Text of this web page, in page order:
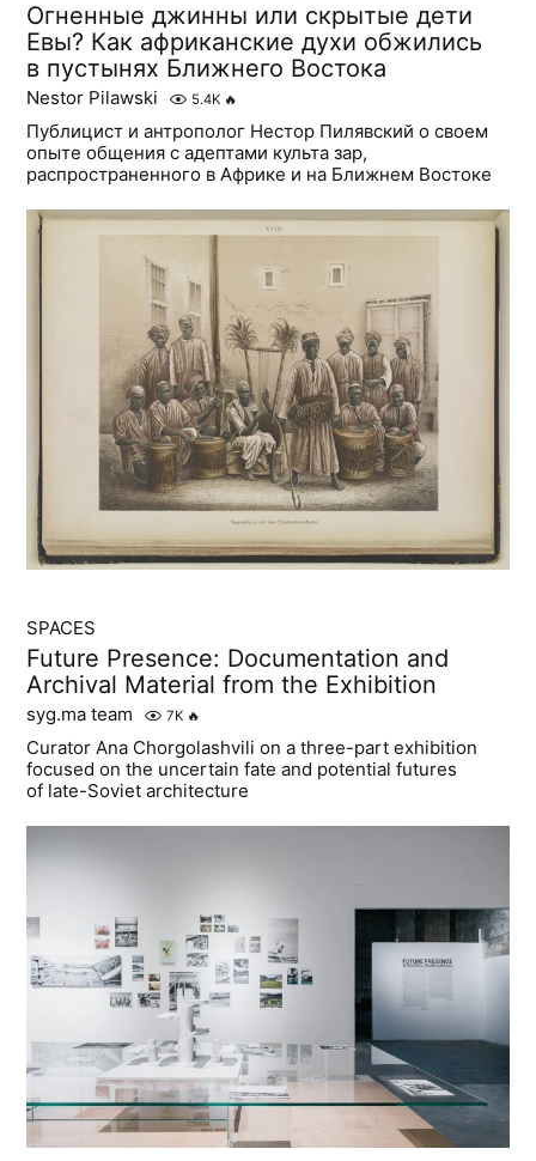
Огненные джинны или скрытые дети
Евы? Как африканские духи обжились
в пустынях Ближнего Востока
Nestor Pilawski 5.4K 🔥
Публицист и антрополог Нестор Пилявский о своем
опыте общения с адептами культа зар,
распространенного в Африке и на Ближнем Востоке
SPACES
Future Presence: Documentation and
Archival Material from the Exhibition
syg.ma team 7K 🔥
Curator Ana Chorgolashvili on a three-part exhibition
focused on the uncertain fate and potential futures
of late-Soviet architecture